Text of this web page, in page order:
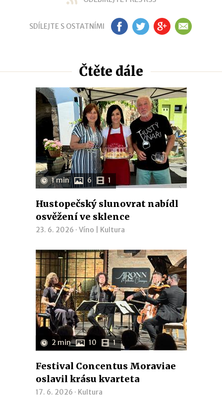
SDÍLEJTE S OSTATNÍMI FB TW GP EM
Čtěte dále
1 min 6 1
Hustopečský slunovrat nabídl
osvěžení ve sklence
23. 6. 2026 · Víno Kultura
2 min 10 1
Festival Concentus Moraviae
oslavil krásu kvarteta
17. 6. 2026 · Kultura